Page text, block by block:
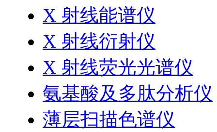
X 射线能谱仪
X 射线衍射仪
X 射线荧光光谱仪
氨基酸及多肽分析仪
薄层扫描色谱仪